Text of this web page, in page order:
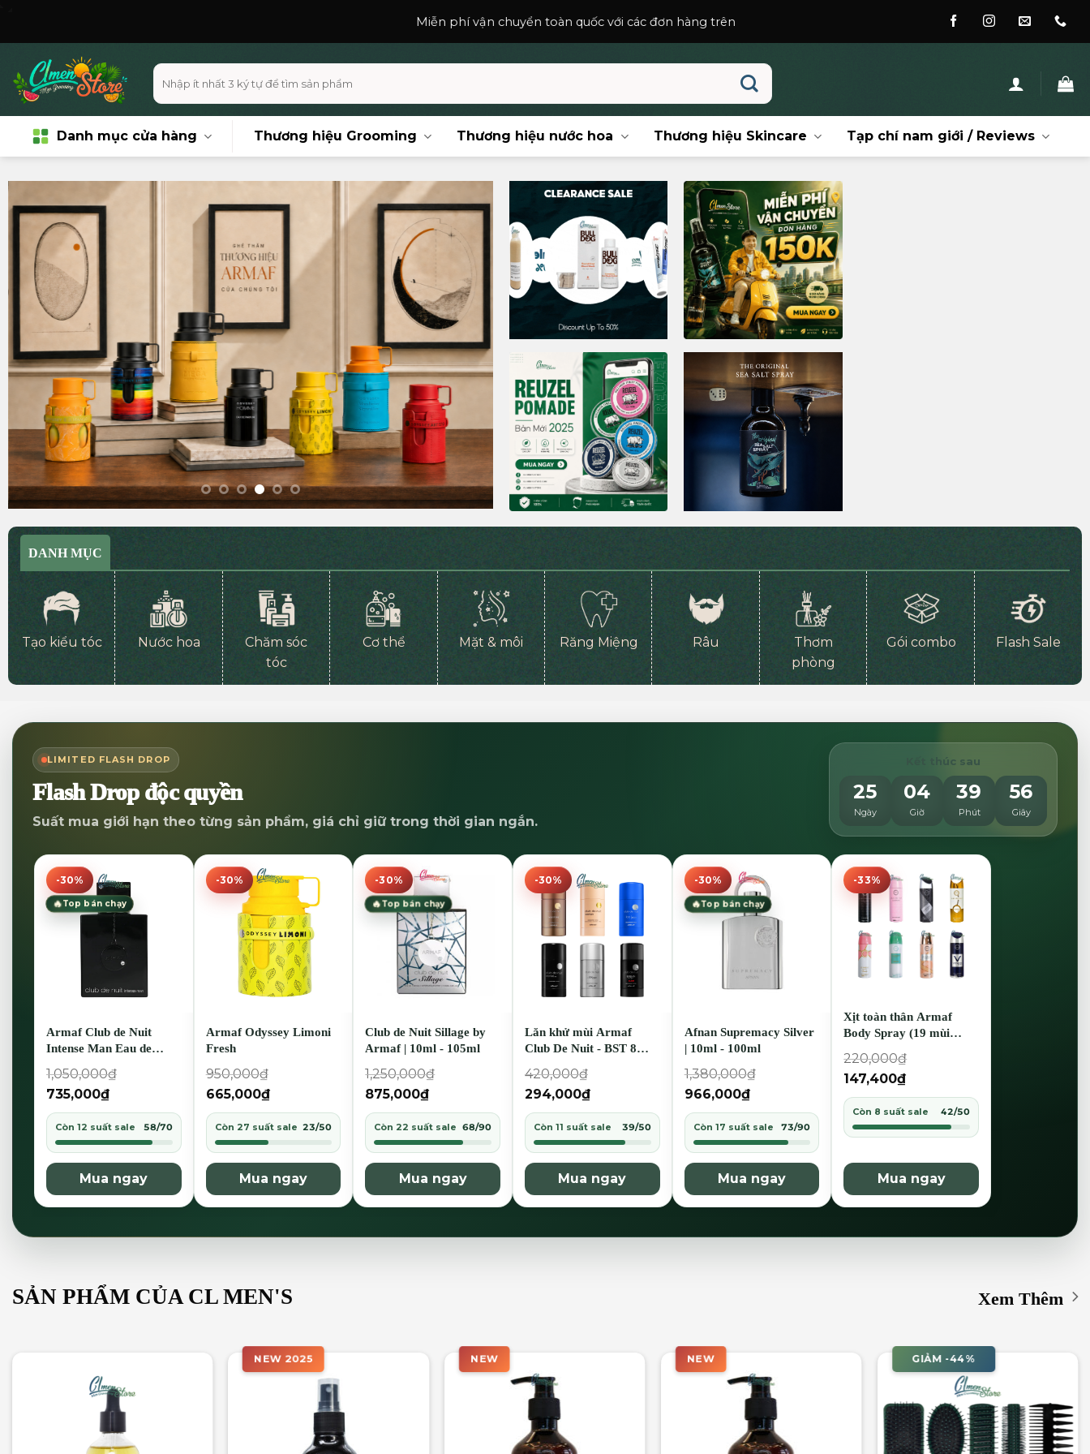
Miễn phí vận chuyển toàn quốc với các đơn hàng trên150,000₫.
Tìm
kiếm:
Danh mục cửa hàng Thương hiệu Grooming Thương hiệu nước hoa Thương hiệu Skincare Tạp chí nam giới / Reviews
DANH MỤC
Tạo kiểu tóc Nước hoa
Chăm sóc
tóc
Cơ thể Mặt & môi Răng Miệng Râu
Thơm
phòng
Gói combo Flash Sale
LIMITED FLASH DROP
Flash Drop độc quyền
Suất mua giới hạn theo từng sản phẩm, giá chỉ giữ trong thời gian ngắn.
Kết thúc sau
25
Ngày
04
Giờ
39
Phút
53
Giây
-30%
🔥Top bán chạy
Armaf Club de Nuit
Intense Man Eau de
1,050,000₫
735,000₫
Còn 12 suất sale 58/70
Mua ngay
-30%
Armaf Odyssey Limoni
Fresh
950,000₫
665,000₫
Còn 27 suất sale 23/50
Mua ngay
-30%
🔥Top bán chạy
Club de Nuit Sillage by
Armaf | 10ml - 105ml
1,250,000₫
875,000₫
Còn 22 suất sale 68/90
Mua ngay
-30%
Lăn khử mùi Armaf
Club De Nuit - BST 8
420,000₫
294,000₫
Còn 11 suất sale 39/50
Mua ngay
-30%
🔥Top bán chạy
Afnan Supremacy Silver
| 10ml - 100ml
1,380,000₫
966,000₫
Còn 17 suất sale 73/90
Mua ngay
-33%
Xịt toàn thân Armaf
Body Spray (19 mùi
220,000₫
147,400₫
Còn 8 suất sale 42/50
Mua ngay
SẢN PHẨM CỦA CL MEN'S Xem Thêm
NEW 2025 NEW NEW GIẢM -44%